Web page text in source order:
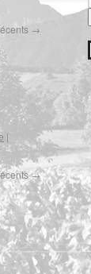
→
|
→